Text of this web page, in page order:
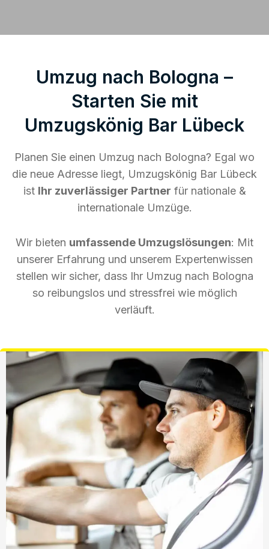
Umzug nach Bologna –
Starten Sie mit
Umzugskönig Bar Lübeck
Planen Sie einen Umzug nach Bologna? Egal wo
die neue Adresse liegt, Umzugskönig Bar Lübeck
ist Ihr zuverlässiger Partner für nationale &
internationale Umzüge.
Wir bieten umfassende Umzugslösungen: Mit
unserer Erfahrung und unserem Expertenwissen
stellen wir sicher, dass Ihr Umzug nach Bologna
so reibungslos und stressfrei wie möglich
verläuft.